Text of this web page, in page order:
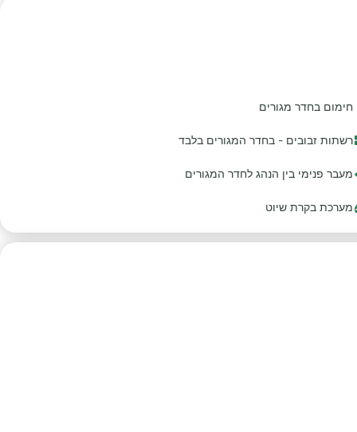
חימום בחדר מגורים
רשתות זבובים - בחדר המגורים בלבד
מעבר פנימי בין הנהג לחדר המגורים
מערכת בקרת שיוט